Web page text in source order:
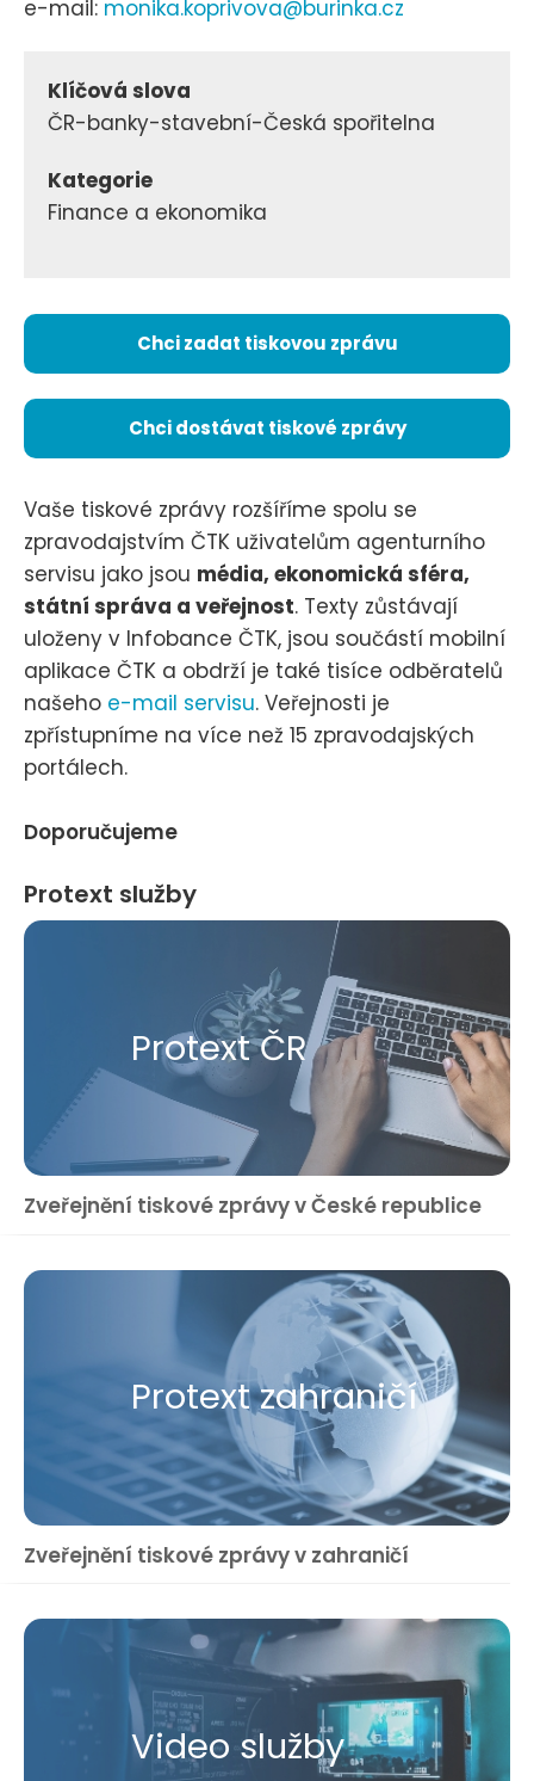
e-mail: monika.koprivova@burinka.cz
Klíčová slova
ČR-banky-stavební-Česká spořitelna
Kategorie
Finance a ekonomika
Chci zadat tiskovou zprávu
Chci dostávat tiskové zprávy
Vaše tiskové zprávy rozšíříme spolu se
zpravodajstvím ČTK uživatelům agenturního
servisu jako jsou média, ekonomická sféra,
státní správa a veřejnost. Texty zůstávají
uloženy v Infobance ČTK, jsou součástí mobilní
aplikace ČTK a obdrží je také tisíce odběratelů
našeho e-mail servisu. Veřejnosti je
zpřístupníme na více než 15 zpravodajských
portálech.
Doporučujeme
Protext služby
Protext ČR
Zveřejnění tiskové zprávy v České republice
Protext zahraničí
Zveřejnění tiskové zprávy v zahraničí
Video služby